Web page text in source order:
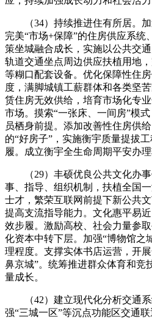
（34）持续推进住有所居。加
完美“市场+保障”的住房供应系统
策坐城融合成长，实施以公共交
轨道交通坐点周边供应扶植用地
等糊口配套设备。优化保障性住
度，满脚城镇工薪群体和各类坚
赁住房无效供给，培育市场化专
市场。摸索“一张床、一间房”模
员栖身前提。添加改善性住房供
的“好房子”，实施衡宇质量提拔
履。成立衡宇全生命周期平安办理
（29）丰硕优良公共文化办事
事、指导、组织机制，扶植全国
士才，繁荣互联网前提下新公共
提高支流指导能力。文化惠平易
效步履。激励高校、社会力量参
化资本中转下层。加强“博物馆之
理程度。支撑实体书店运营，开
鼻京城”。统筹推进群众体育和竞
量成长。
（42）建立现代化分析交通系
强“三城一区”等沉点功能区交通